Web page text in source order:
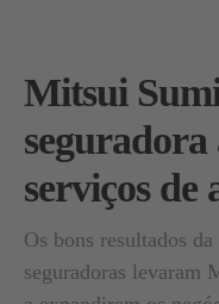
Mitsui
serviços de
Os bons resultados
seguradoras levaram